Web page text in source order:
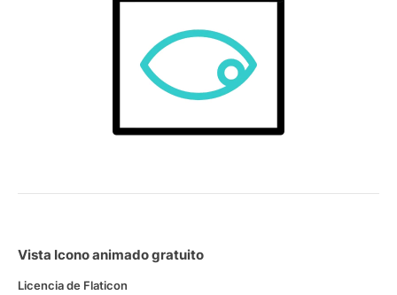
Vista Icono animado gratuito
Licencia de Flaticon